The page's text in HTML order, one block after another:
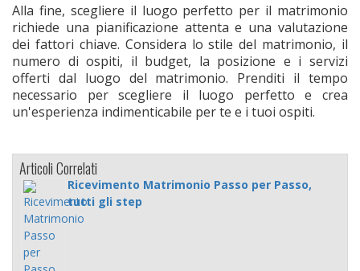
Alla fine, scegliere il luogo perfetto per il matrimonio
richiede una pianificazione attenta e una valutazione
dei fattori chiave. Considera lo stile del matrimonio, il
numero di ospiti, il budget, la posizione e i servizi
offerti dal luogo del matrimonio. Prenditi il tempo
necessario per scegliere il luogo perfetto e crea
un'esperienza indimenticabile per te e i tuoi ospiti.
Articoli Correlati
Ricevimento Matrimonio Passo per Passo,
tutti gli step